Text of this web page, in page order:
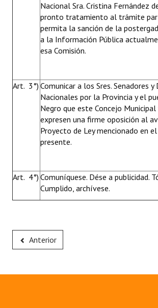
Nacional Sra. Cristina Fernández
pronto tratamiento al trámite
permita la sanción de la
a la Información Pública
esa Comisión.
Art. 3°) Comunicar a los Sres. Senadores y
Nacionales por la Provincia y el
Negro que este Concejo
expresen una firme oposición al
Proyecto de Ley mencionado en
presente.
Art. 4°) Comuníquese. Dése a publicidad.
Cumplido, archívese.
Anterior